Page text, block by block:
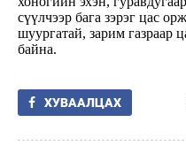
сүүлчээр бага зэрэг цас
шуургатай, зарим газраар
байна.
ХУВААЛЦАХ